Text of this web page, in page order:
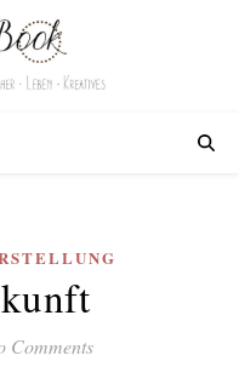
Comments